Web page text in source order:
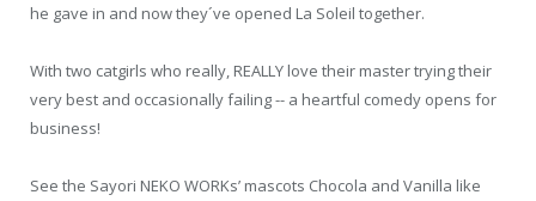
he gave in and now they´ve opened La Soleil together.
With two catgirls who really, REALLY love their master trying their
very best and occasionally failing -- a heartful comedy opens for
business!
See the Sayori NEKO WORKs’ mascots Chocola and Vanilla like